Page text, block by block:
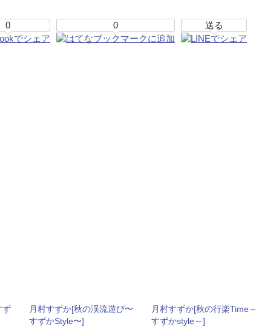
0 0 送る
ず
月村すずか[秋の渓流遊び〜
すずかStyle〜]
月村すずか[秋の行楽Time～
すずかstyle～]